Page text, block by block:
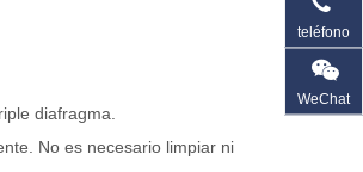
diafragma.
No es necesario limpiar ni
teléfono
WeChat